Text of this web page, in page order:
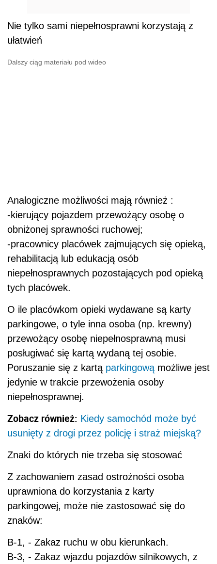
Nie tylko sami niepełnosprawni korzystają z
ułatwień
Dalszy ciąg materiału pod wideo
Analogiczne możliwości mają również :
-kierujący pojazdem przewożący osobę o
obniżonej sprawności ruchowej;
-pracownicy placówek zajmujących się opieką,
rehabilitacją lub edukacją osób
niepełnosprawnych pozostających pod opieką
tych placówek.
O ile placówkom opieki wydawane są karty
parkingowe, o tyle inna osoba (np. krewny)
przewożący osobę niepełnosprawną musi
posługiwać się kartą wydaną tej osobie.
Poruszanie się z kartą parkingową możliwe jest
jedynie w trakcie przewożenia osoby
niepełnosprawnej.
Zobacz również: Kiedy samochód może być
usunięty z drogi przez policję i straż miejską?
Znaki do których nie trzeba się stosować
Z zachowaniem zasad ostrożności osoba
uprawniona do korzystania z karty
parkingowej, może nie zastosować się do
znaków:
B-1, - Zakaz ruchu w obu kierunkach.
B-3, - Zakaz wjazdu pojazdów silnikowych, z